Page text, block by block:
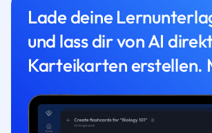
Lade deine
und lass dir von AI
Karteikarten erstellen.